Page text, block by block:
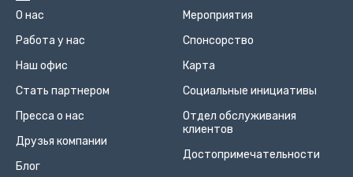
О нас
Работа у нас
Наш офис
Стать партнером
Пресса о нас
Друзья компании
Блог
Мероприятия
Спонсорство
Карта
Социальные инициативы
Отдел обслуживания
клиентов
Достопримечательности